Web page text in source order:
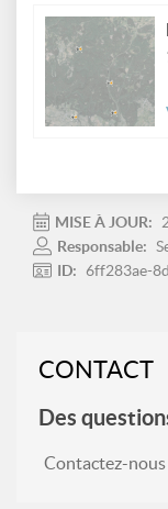
MISE À JOUR:
Responsable:
ID:
6ff283ae-
CONTACT
Des
Contactez-